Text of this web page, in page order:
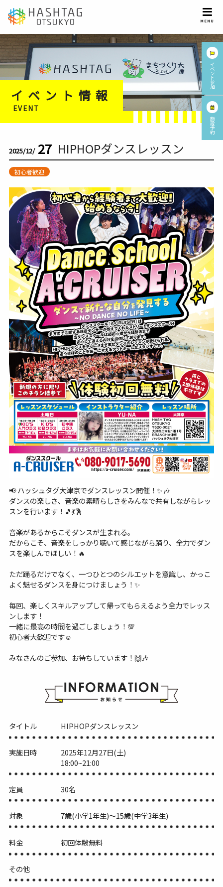
イベント情報
EVENT
2025/12/ 27 HIPHOPダンスレッスン
初心者歓迎
📢 ハッシュタグ大津京でダンスレッスン開催！✨🎶
ダンスの楽しさ、音楽の素晴らしさをみんなで共有しながらレッ
スンを行います！🎵💃🕺
音楽があるからこそダンスが生まれる。
だからこそ、音楽をしっかり聴いて感じながら踊り、全力でダン
スを楽しんでほしい！🔥
ただ踊るだけでなく、一つひとつのシルエットを意識し、かっこ
よく魅せるダンスを身につけましょう！✨
毎回、楽しくスキルアップして帰ってもらえるよう全力でレッス
ンします！
一緒に最高の時間を過ごしましょう！💯
初心者大歓迎です☺️
みなさんのご参加、お待ちしています！🙌🎶
タイトル HIPHOPダンスレッスン
実施日時
2025年12月27日(土)
18:00~21:00
定員 30名
対象 7歳(小学1年生)〜15歳(中学3年生)
料金 初回体験無料
その他
イ
ベ
ン
ト
参
加
施
設
予
約